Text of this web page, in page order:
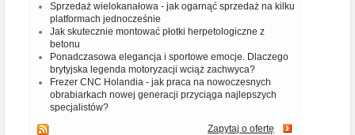
Sprzedaż wielokanałowa - jak ogarnąć sprzedaż na kilku
platformach jednocześnie
Jak skutecznie montować płotki herpetologiczne z
betonu
Ponadczasowa elegancja i sportowe emocje. Dlaczego
brytyjska legenda motoryzacji wciąż zachwyca?
Frezer CNC Holandia - jak praca na nowoczesnych
obrabiarkach nowej generacji przyciąga najlepszych
specjalistów?
Zapytaj o ofertę